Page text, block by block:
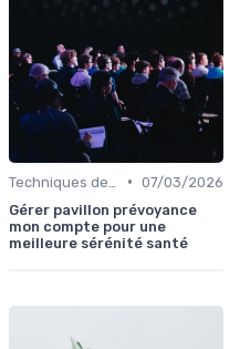
• 07/03/2026
Gérer pavillon prévoyance
mon compte pour une
meilleure sérénité santé